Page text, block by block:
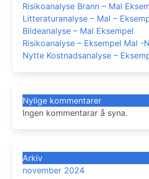
Risikoanalyse Brann – Mal
Litteraturanalyse – Mal –
Bildeanalyse – Mal Eksempel
Risikoanalyse – Eksempel Mal -
Nytte Kostnadsanalyse –
Nylige kommentarer
Ingen kommentarar å syna.
Arkiv
november 2024